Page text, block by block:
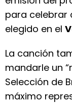
para celebrar
elegido en el
La canción
mandarle un
Selección de
máximo